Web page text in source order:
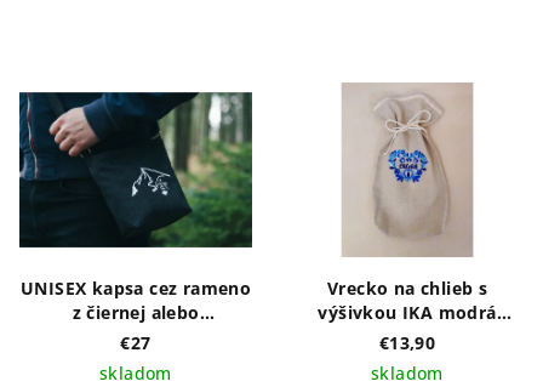
UNISEX kapsa cez rameno
z čiernej alebo
tmavomodrej rifloviny s
výšivkou Kriváň
€27
skladom
Vrecko na chlieb s
výšivkou IKA modrá
,,chlebík"
€13,90
skladom